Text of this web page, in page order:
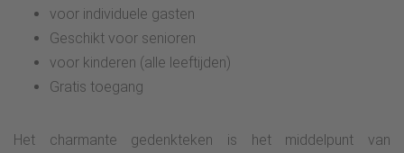
voor individuele gasten
Geschikt voor senioren
voor kinderen (alle leeftijden)
Gratis toegang
Het charmante gedenkteken is het middelpunt van